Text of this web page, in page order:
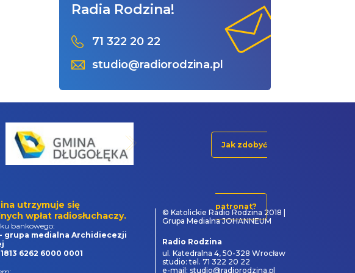
Radia Rodzina!
71 322 20 22
studio@radiorodzina.pl
Jak zdobyć
patronat?
utrzymuje się
wpłat radiosłuchaczy.
bankowego:
grupa medialna Archidiecezji
6262 6000 0001
© Katolickie Radio Rodzina 2018 |
Grupa Medialna JOHANNEUM
Radio Rodzina
ul. Katedralna 4, 50-328 Wrocław
studio: tel. 71 322 20 22
e-mail: studio@radiorodzina.pl